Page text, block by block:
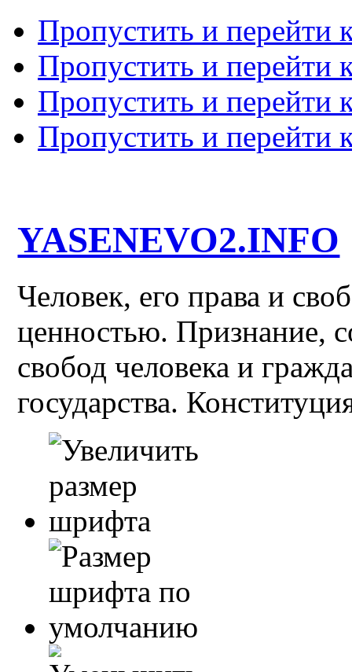
Пропустить и перейти
Пропустить и перейти
Пропустить и перейти
Пропустить и перейти
YASENEVO2.INFO
Человек, его права и
ценностью. Признание,
свобод человека и
государства.